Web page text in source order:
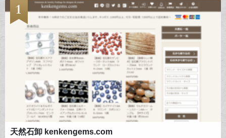
天然石卸 kenkengems.com